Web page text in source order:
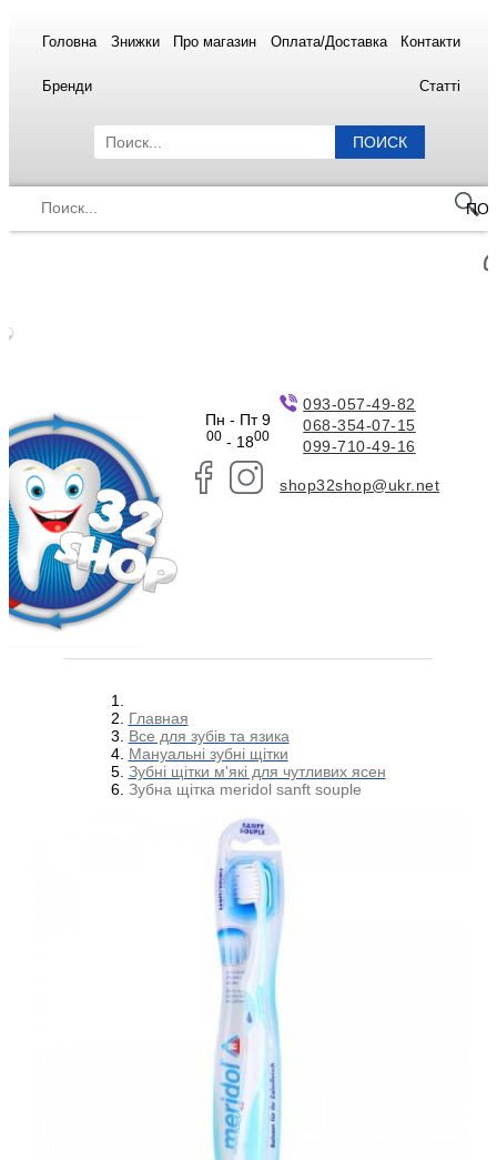
Головна Знижки Про магазин Оплата/Доставка Контакти
Бренди Статті
ПОИСК
Пн - Пт 9
00- 1800
093-057-49-82
068-354-07-15
099-710-49-16
shop32shop@ukr.net
Главная
Все для зубів та язика
Мануальні зубні щітки
Зубні щітки м'які для чутливих ясен
Зубна щітка meridol sanft souple